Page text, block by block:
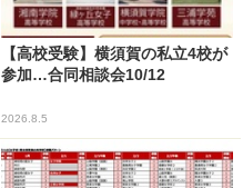
【高校受験】横須賀の私立4校が
参加…合同相談会10/12
2026.8.5